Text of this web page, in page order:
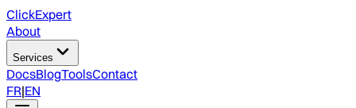
ClickExpert
About
Services
DocsBlogToolsContact
FR|EN